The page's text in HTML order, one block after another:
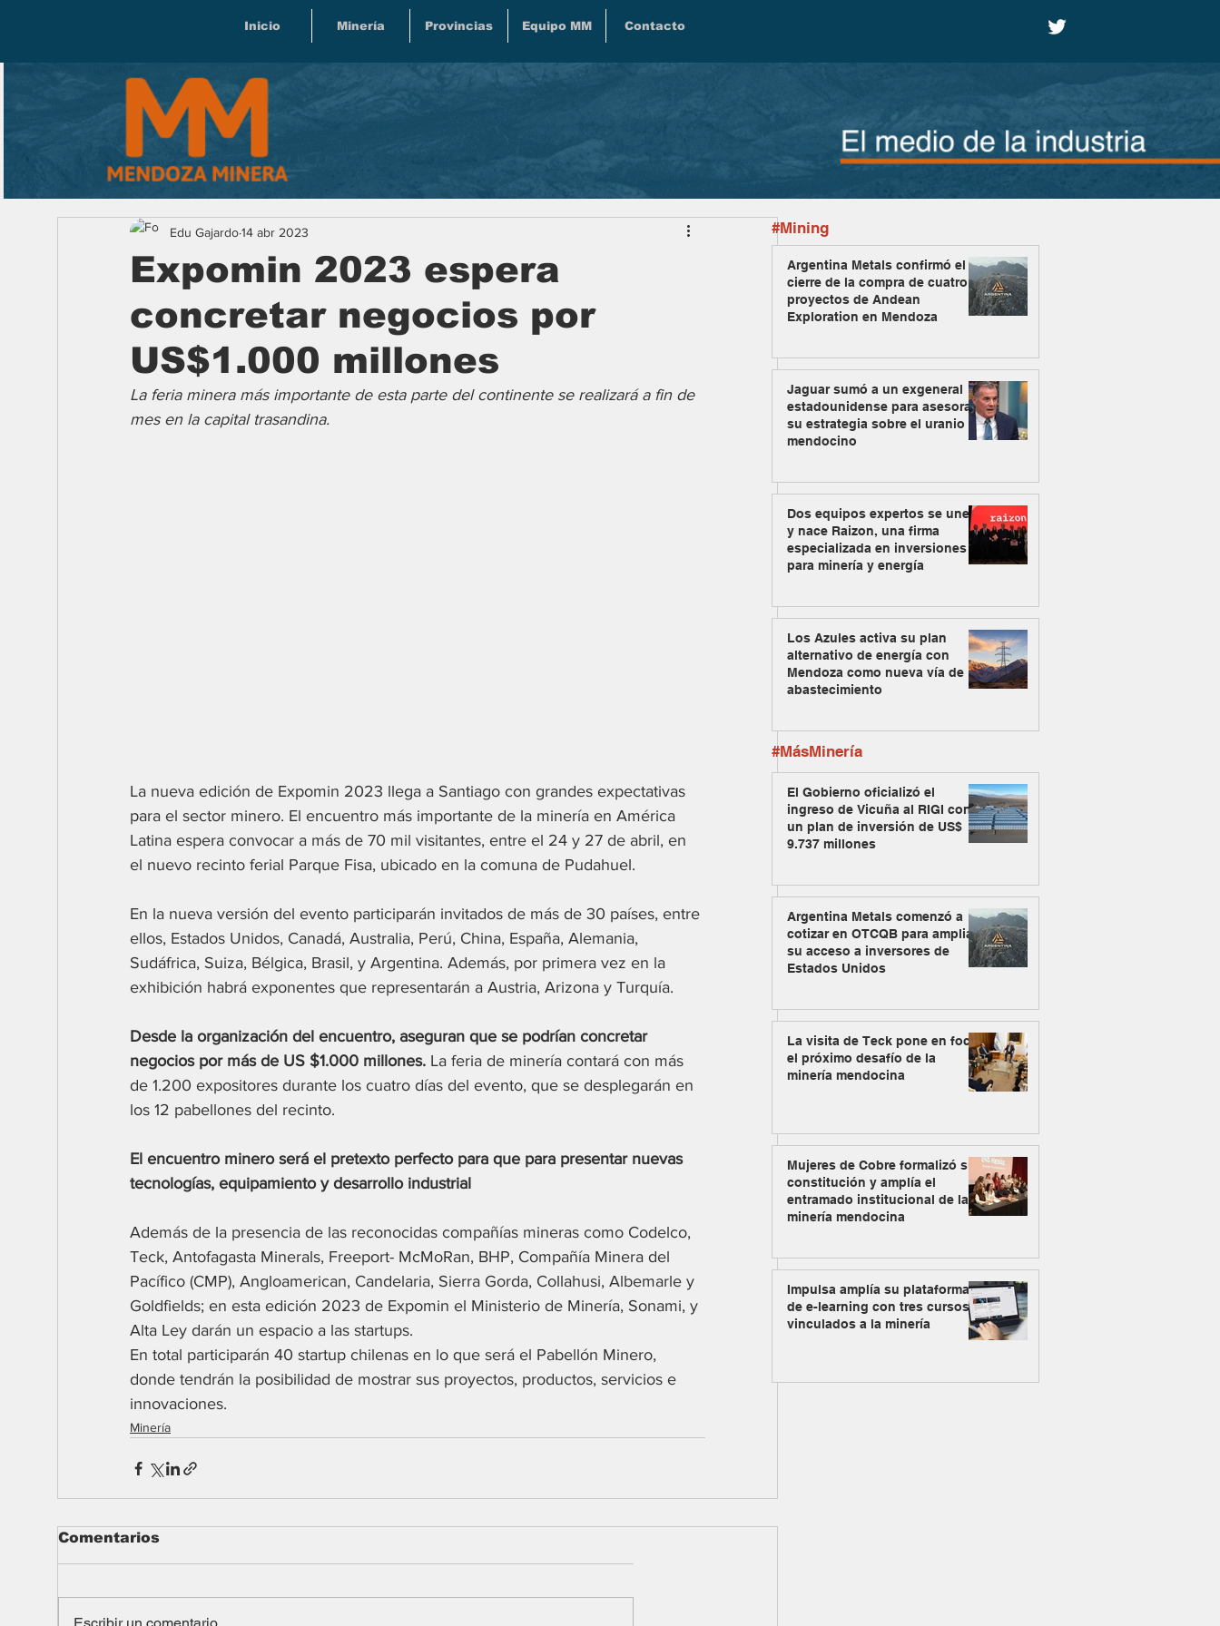
Inicio Minería Provincias Equipo MM Contacto
Expomin 2023 espera
concretar negocios por
US$1.000 millones
Edu Gajardo14 abr 2023
La feria minera más importante de esta parte del continente se realizará a fin de
mes en la capital trasandina.
La nueva edición de Expomin 2023 llega a Santiago con grandes expectativas
para el sector minero. El encuentro más importante de la minería en América
Latina espera convocar a más de 70 mil visitantes, entre el 24 y 27 de abril, en
el nuevo recinto ferial Parque Fisa, ubicado en la comuna de Pudahuel.
En la nueva versión del evento participarán invitados de más de 30 países, entre
ellos, Estados Unidos, Canadá, Australia, Perú, China, España, Alemania,
Sudáfrica, Suiza, Bélgica, Brasil, y Argentina. Además, por primera vez en la
exhibición habrá exponentes que representarán a Austria, Arizona y Turquía.
Desde la organización del encuentro, aseguran que se podrían concretar
negocios por más de US $1.000 millones. La feria de minería contará con más
de 1.200 expositores durante los cuatro días del evento, que se desplegarán en
los 12 pabellones del recinto.
El encuentro minero será el pretexto perfecto para que para presentar nuevas
tecnologías, equipamiento y desarrollo industrial
Además de la presencia de las reconocidas compañías mineras como Codelco,
Teck, Antofagasta Minerals, Freeport- McMoRan, BHP, Compañía Minera del
Pacífico (CMP), Angloamerican, Candelaria, Sierra Gorda, Collahusi, Albemarle y
Goldfields; en esta edición 2023 de Expomin el Ministerio de Minería, Sonami, y
Alta Ley darán un espacio a las startups.
En total participarán 40 startup chilenas en lo que será el Pabellón Minero,
donde tendrán la posibilidad de mostrar sus proyectos, productos, servicios e
innovaciones.
Minería
Comentarios
El Gobierno oficializó el
ingreso de Vicuña al RIGI con
un plan de inversión de US$
9.737 millones
Argentina Metals comenzó a
cotizar en OTCQB para ampliar
su acceso a inversores de
Estados Unidos
La visita de Teck pone en foco
el próximo desafío de la
minería mendocina
Mujeres de Cobre formalizó su
constitución y amplía el
entramado institucional de la
minería mendocina
Impulsa amplía su plataforma
de e-learning con tres cursos
vinculados a la minería
#Mining
Argentina Metals confirmó el
cierre de la compra de cuatro
proyectos de Andean
Exploration en Mendoza
Jaguar sumó a un exgeneral
estadounidense para asesorar
su estrategia sobre el uranio
mendocino
Dos equipos expertos se unen
y nace Raizon, una firma
especializada en inversiones
para minería y energía
Los Azules activa su plan
alternativo de energía con
Mendoza como nueva vía de
abastecimiento
#MásMinería